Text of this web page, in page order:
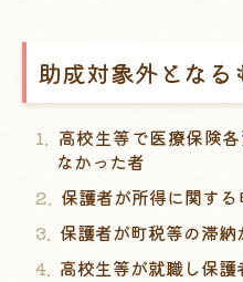
助成対象外となる
高校生等で医療保険
なかった者
保護者が所得に関す
保護者が町税等の滞納
高校生等が就職し保